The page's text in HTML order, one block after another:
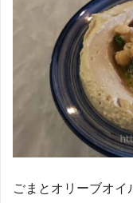
ごまとオリーブオ